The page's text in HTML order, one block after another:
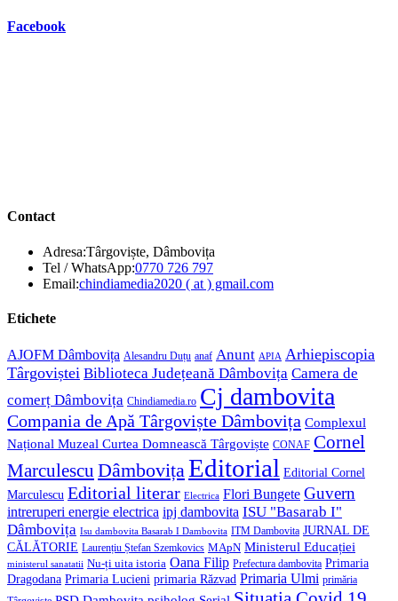
Facebook
Contact
Adresa:Târgoviște, Dâmbovița
Tel / WhatsApp:0770 726 797Opens
in
Email:chindiamedia2020 ( at ) gmail.comOpens
Etichete
AJOFM Dâmbovița Alesandru Duțu anaf Anunt APIA Arhiepiscopia
Târgoviștei Biblioteca Județeană Dâmbovița Camera de
comerț Dâmbovița Chindiamedia.ro Cj dambovita
Compania de Apă Târgoviște Dâmbovița Complexul
Național Muzeal Curtea Domnească Târgoviște CONAF Cornel
Marculescu DâmbovițaEditorial Editorial Cornel
Marculescu Editorial literar Electrica Flori Bungete Guvern
intreruperi energie electrica ipj dambovita ISU "Basarab I"
Dâmbovița Isu dambovita Basarab I Dambovita ITM Dambovita JURNAL DE
CĂLĂTORIE Laurențiu Ștefan Szemkovics MApN Ministerul Educației
ministerul sanatatii Nu-ți uita istoria Oana Filip Prefectura dambovita Primaria
Dragodana Primaria Lucieni primaria Răzvad Primaria Ulmi primăria